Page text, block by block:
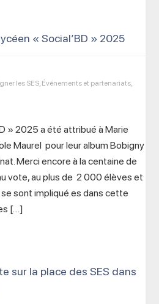
« Social’BD » 2025
les SES, Événements et partenariats,
» 2025 a été attribué à Marie
Maurel pour leur album Bobigny
Merci encore à la centaine de
vote, au plus de 2 000 élèves et
sont impliqué.es dans cette
[…]
sur la place des SES dans